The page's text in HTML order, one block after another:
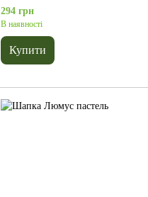
294 грн
В наявності
Купити